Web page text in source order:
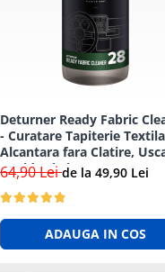
Deturner Ready Fabric
- Curatare Tapiterie
Alcantara fara Clatire,
Rapida si Sigura - 1L
64,90 Leide la 49,90 Lei
ADAUGA IN COS